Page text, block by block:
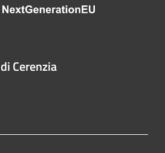
Cerenzia